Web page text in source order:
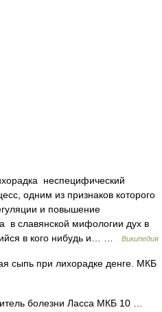
неспецифический
одним из признаков которого
и повышение
в славянской мифологии дух в
в кого нибудь и… …
Википедия
сыпь при лихорадке денге. МКБ
болезни Ласса МКБ 10 …